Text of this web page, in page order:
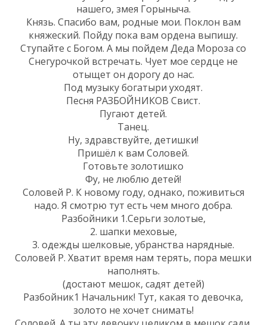
нашего, змея Горыныча.
Князь. Спасибо вам, родные мои. Поклон вам
княжеский. Пойду пока вам ордена выпишу.
Ступайте с Богом. А мы пойдем Деда Мороза со
Снегурочкой встречать. Чует мое сердце не
отыщет он дорогу до нас.
Под музыку богатыри уходят.
Песня РАЗБОЙНИКОВ Свист.
Пугают детей.
Танец.
Ну, здравствуйте, детишки!
Пришёл к вам Соловей.
Готовьте золотишко
Фу, не люблю детей!
Соловей Р. К новому году, однако, поживиться
надо. Я смотрю тут есть чем много добра.
Разбойники 1.Серьги золотые,
2. шапки меховые,
3. одежды шелковые, убранства нарядные.
Соловей Р. Хватит время нам терять, пора мешки
наполнять.
(достают мешок, садят детей)
Разбойник1 Начальник! Тут, какая то девочка,
золото не хочет снимать!